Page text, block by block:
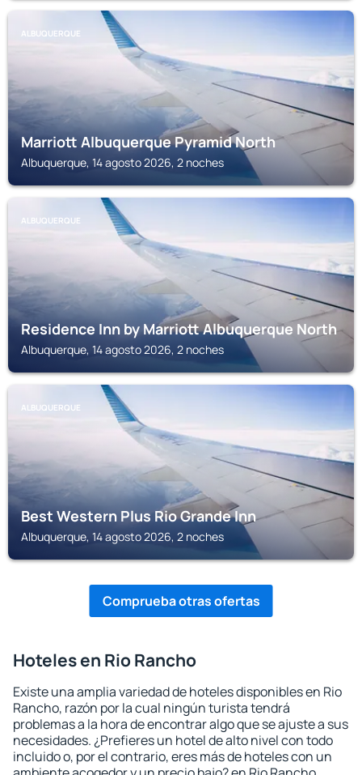
ALBUQUERQUE
Marriott Albuquerque Pyramid North
Albuquerque, 14 agosto 2026, 2 noches
ALBUQUERQUE
Residence Inn by Marriott Albuquerque North
Albuquerque, 14 agosto 2026, 2 noches
ALBUQUERQUE
Best Western Plus Rio Grande Inn
Albuquerque, 14 agosto 2026, 2 noches
Comprueba otras ofertas
Hoteles en Rio Rancho
Existe una amplia variedad de hoteles disponibles en Rio
Rancho, razón por la cual ningún turista tendrá
problemas a la hora de encontrar algo que se ajuste a sus
necesidades. ¿Prefieres un hotel de alto nivel con todo
incluido o, por el contrario, eres más de hoteles con un